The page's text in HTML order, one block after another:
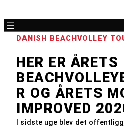
DANISH BEACHVOLLEY
HER ER ÅRETS
R OG ÅRETS
IMPROVED
I sidste uge blev det